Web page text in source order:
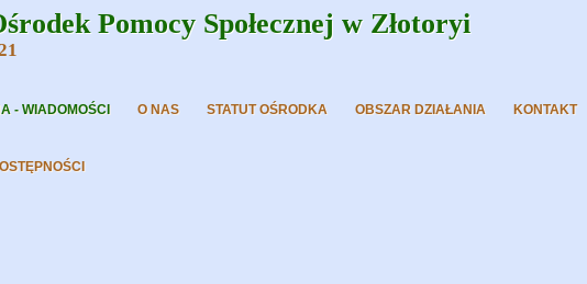
Pomocy Społecznej w Złotoryi
- WIADOMOŚCI O NAS STATUT OŚRODKA OBSZAR DZIAŁANIA KONTAKT